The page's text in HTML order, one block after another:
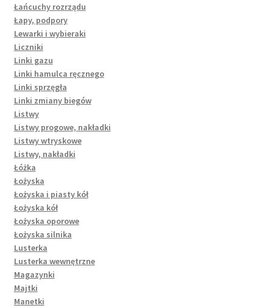
Łańcuchy rozrządu
Łapy, podpory
Lewarki i wybieraki
Liczniki
Linki gazu
Linki hamulca ręcznego
Linki sprzęgła
Linki zmiany biegów
Listwy
Listwy progowe, nakładki
Listwy wtryskowe
Listwy, nakładki
Łóżka
Łożyska
Łożyska i piasty kół
Łożyska kół
Łożyska oporowe
Łożyska silnika
Lusterka
Lusterka wewnętrzne
Magazynki
Majtki
Manetki